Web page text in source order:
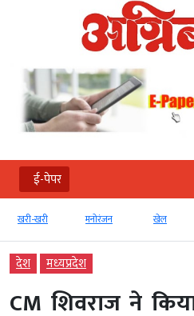
ई-पेपर
खरी-खरी मनोरंजन खेल
देश मध्‍यप्रदेश
CM शिवराज ने